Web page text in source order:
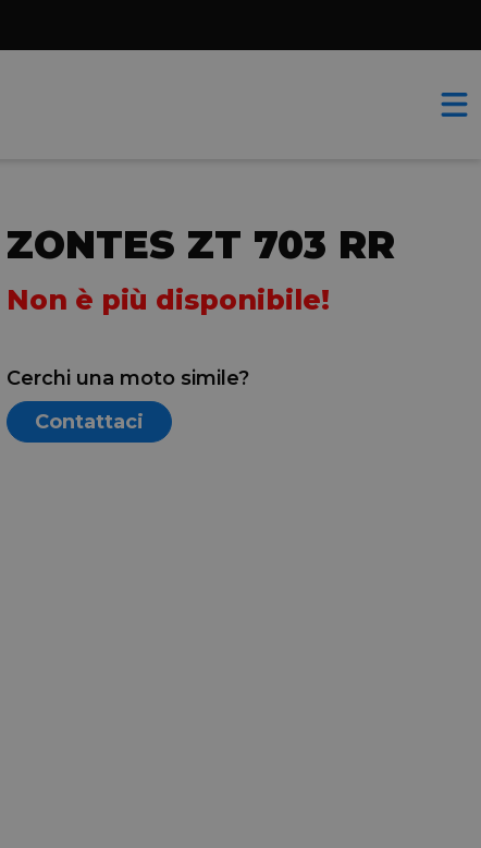
ZONTES ZT 703 RR
Non è più disponibile!
Cerchi una moto simile?
Contattaci